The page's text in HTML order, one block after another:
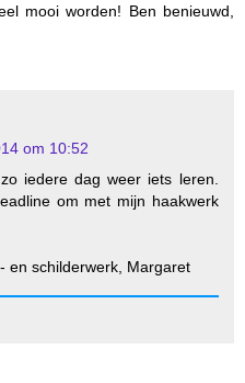
mooi worden! Ben benieuwd,
om 10:52
iedere dag weer iets leren.
om met mijn haakwerk
en schilderwerk, Margaret